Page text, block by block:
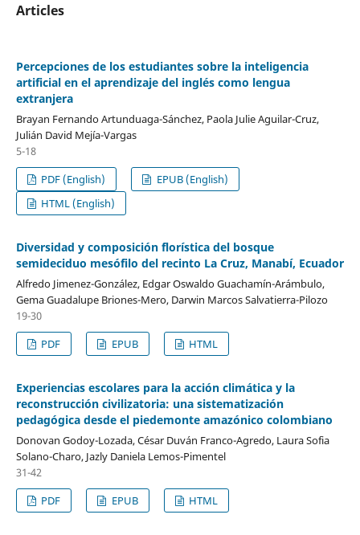
Articles
Percepciones de los estudiantes sobre la inteligencia
artificial en el aprendizaje del inglés como lengua
extranjera
Brayan Fernando Artunduaga-Sánchez, Paola Julie Aguilar-Cruz,
Julián David Mejía-Vargas
5-18
PDF (English)
EPUB (English)
HTML (English)
Diversidad y composición florística del bosque
semideciduo mesófilo del recinto La Cruz, Manabí, Ecuador
Alfredo Jimenez-González, Edgar Oswaldo Guachamín-Arámbulo,
Gema Guadalupe Briones-Mero, Darwin Marcos Salvatierra-Pilozo
19-30
PDF
EPUB HTML
Experiencias escolares para la acción climática y la
reconstrucción civilizatoria: una sistematización
pedagógica desde el piedemonte amazónico colombiano
Donovan Godoy-Lozada, César Duván Franco-Agredo, Laura Sofia
Solano-Charo, Jazly Daniela Lemos-Pimentel
31-42
PDF
EPUB HTML